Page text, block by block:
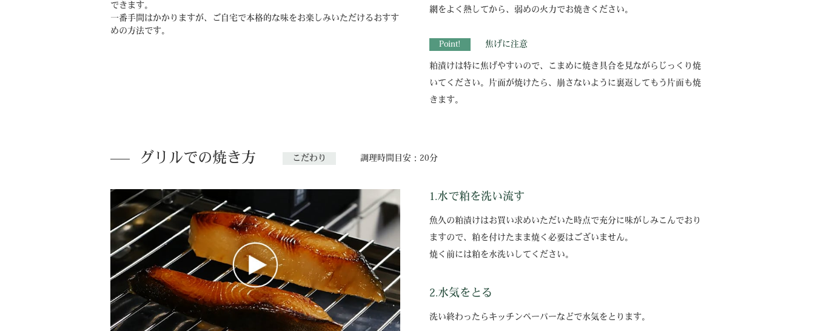
できます。
一番手間はかかりますが、ご自宅で本格的な味をお楽しみいただけるおすす
めの方法です。
網をよく熱してから、弱めの火力でお焼きください。
Point! 焦げに注意
粕漬けは特に焦げやすいので、こまめに焼き具合を見ながらじっくり焼
いてください。片面が焼けたら、崩さないように裏返してもう片面も焼
きます。
グリルでの焼き方 こだわり 調理時間目安：20分
1.水で粕を洗い流す
魚久の粕漬けはお買い求めいただいた時点で充分に味がしみこんでおり
ますので、粕を付けたまま焼く必要はございません。
焼く前には粕を水洗いしてください。
2.水気をとる
洗い終わったらキッチンペーパーなどで水気をとります。